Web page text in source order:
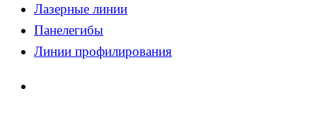
Лазерные линии
Панелегибы
Линии профилирования